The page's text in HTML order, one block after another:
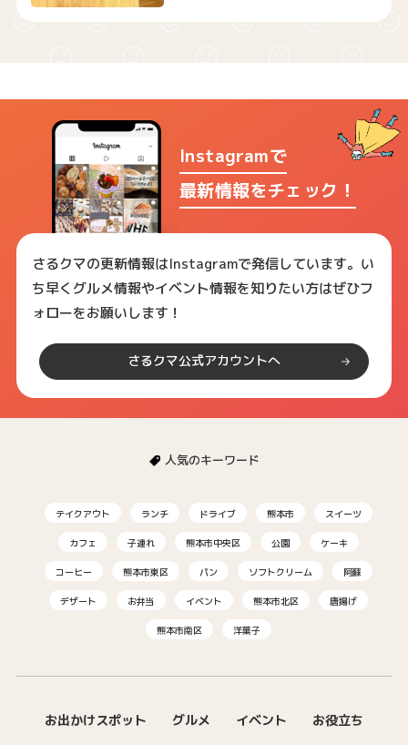
Instagramで
最新情報をチェック！
さるクマの更新情報はInstagramで発信しています。い
ち早くグルメ情報やイベント情報を知りたい方はぜひフ
ォローをお願いします！
さるクマ公式アカウントへ
人気のキーワード
テイクアウト ランチ ドライブ 熊本市 スイーツ
カフェ 子連れ 熊本市中央区 公園 ケーキ
コーヒー 熊本市東区 パン ソフトクリーム 阿蘇
デザート お弁当 イベント 熊本市北区 唐揚げ
熊本市南区 洋菓子
お出かけスポット グルメ イベント
お役立ち